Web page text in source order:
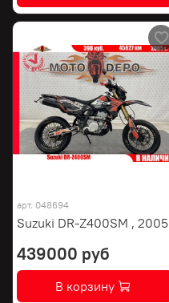
арт. 048694
Suzuki DR-Z400SM , 2005
439000 руб
В корзину